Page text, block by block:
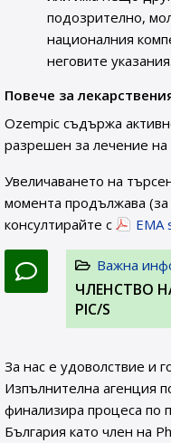
подозрително,
националния
неговите указания.
Повече за
Ozempic съдържа
разрешен за лечение на
Увеличаването на
момента продължава
консултирайте с
EMA
Важна
ЧЛЕНСТВО
PIC/S
За нас е удоволствие и
Изпълнителна агенция
финализира процеса по
България като член на